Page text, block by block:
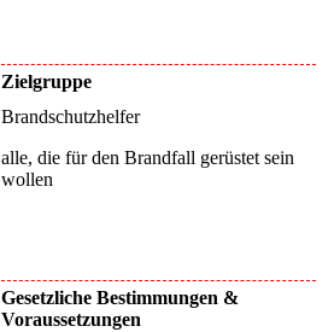
Zielgruppe
Brandschutzhelfer
alle, die für den Brandfall gerüstet sein
wollen
Gesetzliche Bestimmungen &
Voraussetzungen